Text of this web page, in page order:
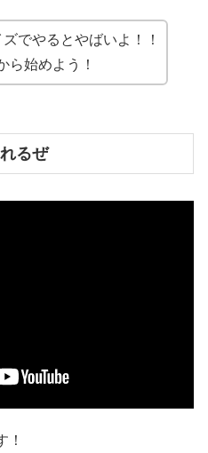
でやるとやばいよ！！
ら始めよう！
るぜ
！